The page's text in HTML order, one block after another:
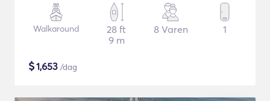
Walkaround
28 ft
9 m
8 Varen 1
$1,653 /dag